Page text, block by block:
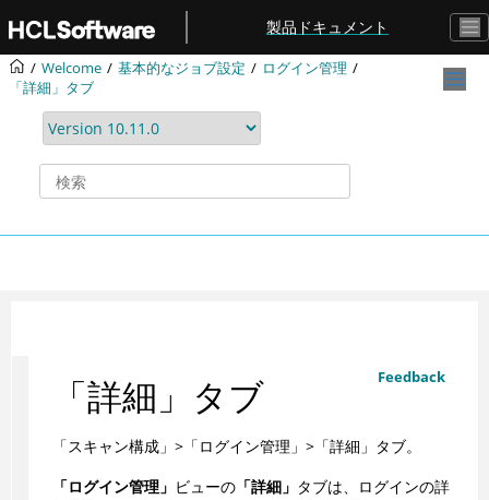
メインコンテンツにジャンプ
製品ドキュメント
Welcome 基本的なジョブ設定
ログイン管理
「詳細」タブ
Feedback
「詳細」タブ
「スキャン構成」>「ログイン管理」>「詳細」タブ。
「ログイン管理」 ビューの「詳細」 タブは、ログインの詳